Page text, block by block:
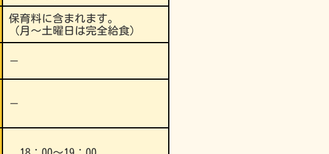
保育料に含まれます。
（月～土曜日は完全給食）
－
－